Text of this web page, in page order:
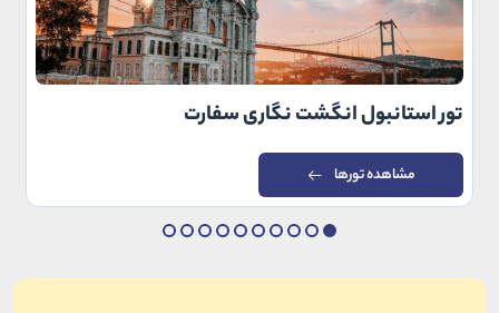
تور استانبول انگشت نگاری سفارت
مشاهده تورها